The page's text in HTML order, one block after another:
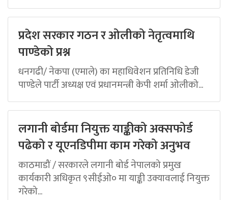
प्रदेश सरकार गठन र ओलीको नेतृत्वमाथि
पाण्डेको प्रश्न
धनगढी/ नेकपा (एमाले) का महाधिवेशन प्रतिनिधि डेजी
पाण्डेले पार्टी अध्यक्ष एवं प्रधानमन्त्री केपी शर्मा ओलीको...
लगानी बोर्डमा नियुक्त याङ्कीको अक्सफोर्ड
पढेको र यूएनडिपीमा काम गरेको अनुभव
काठमाडौं / सरकारले लगानी बोर्ड नेपालको प्रमुख
कार्यकारी अधिकृत ९सीईओ० मा याङ्की उक्यावलाई नियुक्त
गरेको...